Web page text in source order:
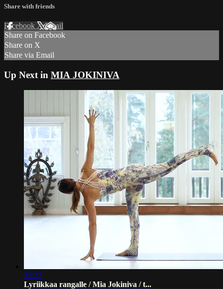
Share with friends
Facebook XEmail
Share on Facebook
Share on X
Share via Email
Up Next in MIA JOKINIVA
32:22
Lyriikkaa rangalle / Mia Jokiniva / t...